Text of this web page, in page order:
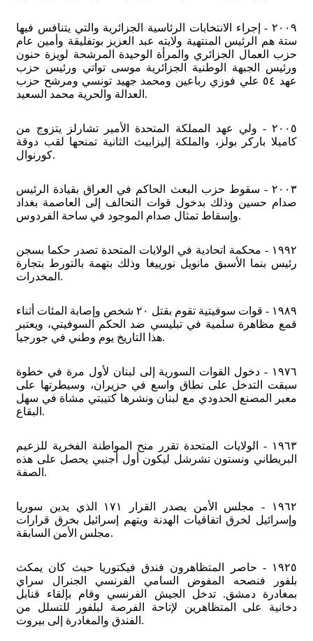
٢٠٠٩ - إجراء الانتخابات الرئاسية الجزائرية والتي يتنافس فيها
ستة هم الرئيس المنتهية ولايته عبد العزيز بوتفليقة وأمين عام
حزب العمال الجزائري والمرأة الوحيدة المرشحة لويزة حنون
ورئيس الجبهة الوطنية الجزائرية موسى تواتي ورئيس حزب
عهد ٥٤ علي فوزي رباعين ومحمد جهيد تونسي ومرشح حزب
العدالة والحرية محمد السعيد.
٢٠٠٥ - ولي عهد المملكة المتحدة الأمير تشارلز يتزوج من
كاميلا باركر بولز، والملكة إليزابيث الثانية تمنحها لقب دوقة
كورنوال.
٢٠٠٣ - سقوط حزب البعث الحاكم في العراق بقيادة الرئيس
صدام حسين وذلك بدخول قوات التحالف إلى العاصمة بغداد
وإسقاط تمثال صدام الموجود في ساحة الفردوس.
١٩٩٢ - محكمة اتحادية في الولايات المتحدة تصدر حكما بسجن
رئيس بنما الأسبق مانويل نورييغا وذلك بتهمة بالتورط بتجارة
المخدرات.
١٩٨٩ - قوات سوفيتية تقوم بقتل ٢٠ شخص وإصابة المئات أثناء
قمع مظاهرة سلمية في تبليسي ضد الحكم السوفيتي، ويعتبر
هذا التاريخ يوم وطني في جورجيا.
١٩٧٦ - دخول القوات السورية إلى لبنان لأول مرة في خطوة
سبقت التدخل على نطاق واسع في حزيران، وسيطرتها على
معبر المصنع الحدودي مع لبنان ونشرها كتيبتي مشاة في سهل
البقاع.
١٩٦٣ - الولايات المتحدة تقرر منح المواطنة الفخرية للزعيم
البريطاني ونستون تشرشل ليكون أول أجنبي يحصل على هذه
الصفة.
١٩٦٢ - مجلس الأمن يصدر القرار ١٧١ الذي يدين سوريا
وإسرائيل لخرق اتفاقيات الهدنة ويتهم إسرائيل بخرق قرارات
مجلس الأمن السابقة.
١٩٢٥ - حاصر المتظاهرون فندق فيكتوريا حيث كان يمكث
بلفور فنصحه المفوض السامي الفرنسي الجنرال سراي
بمغادرة دمشق. تدخل الجيش الفرنسي وقام بإلقاء قنابل
دخانية على المتظاهرين لإتاحة الفرصة لبلفور للتسلل من
الفندق والمغادرة إلى بيروت.